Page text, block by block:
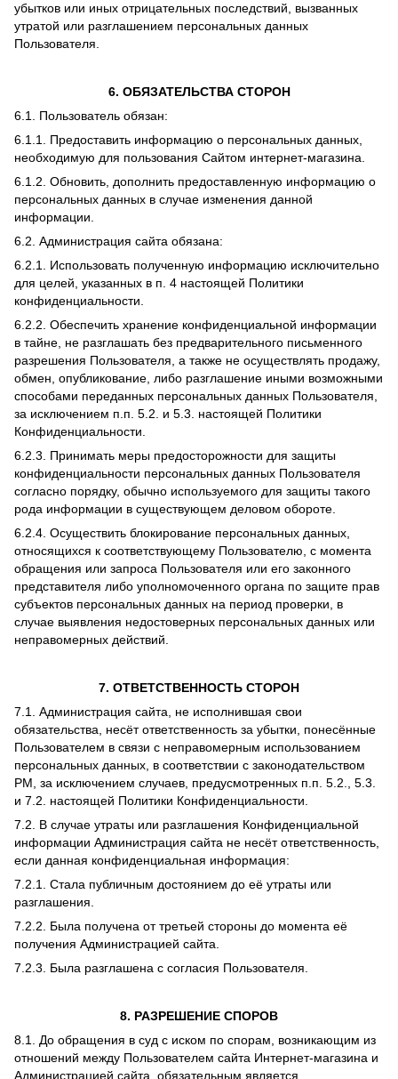
убытков или иных отрицательных последствий, вызванных
утратой или разглашением персональных данных
Пользователя.
6. ОБЯЗАТЕЛЬСТВА СТОРОН
6.1. Пользователь обязан:
6.1.1. Предоставить информацию о персональных данных,
необходимую для пользования Сайтом интернет-магазина.
6.1.2. Обновить, дополнить предоставленную информацию о
персональных данных в случае изменения данной
информации.
6.2. Администрация сайта обязана:
6.2.1. Использовать полученную информацию исключительно
для целей, указанных в п. 4 настоящей Политики
конфиденциальности.
6.2.2. Обеспечить хранение конфиденциальной информации
в тайне, не разглашать без предварительного письменного
разрешения Пользователя, а также не осуществлять продажу,
обмен, опубликование, либо разглашение иными возможными
способами переданных персональных данных Пользователя,
за исключением п.п. 5.2. и 5.3. настоящей Политики
Конфиденциальности.
6.2.3. Принимать меры предосторожности для защиты
конфиденциальности персональных данных Пользователя
согласно порядку, обычно используемого для защиты такого
рода информации в существующем деловом обороте.
6.2.4. Осуществить блокирование персональных данных,
относящихся к соответствующему Пользователю, с момента
обращения или запроса Пользователя или его законного
представителя либо уполномоченного органа по защите прав
субъектов персональных данных на период проверки, в
случае выявления недостоверных персональных данных или
неправомерных действий.
7. ОТВЕТСТВЕННОСТЬ СТОРОН
7.1. Администрация сайта, не исполнившая свои
обязательства, несёт ответственность за убытки, понесённые
Пользователем в связи с неправомерным использованием
персональных данных, в соответствии с законодательством
РМ, за исключением случаев, предусмотренных п.п. 5.2., 5.3.
и 7.2. настоящей Политики Конфиденциальности.
7.2. В случае утраты или разглашения Конфиденциальной
информации Администрация сайта не несёт ответственность,
если данная конфиденциальная информация:
7.2.1. Стала публичным достоянием до её утраты или
разглашения.
7.2.2. Была получена от третьей стороны до момента её
получения Администрацией сайта.
7.2.3. Была разглашена с согласия Пользователя.
8. РАЗРЕШЕНИЕ СПОРОВ
8.1. До обращения в суд с иском по спорам, возникающим из
отношений между Пользователем сайта Интернет-магазина и
Администрацией сайта, обязательным является